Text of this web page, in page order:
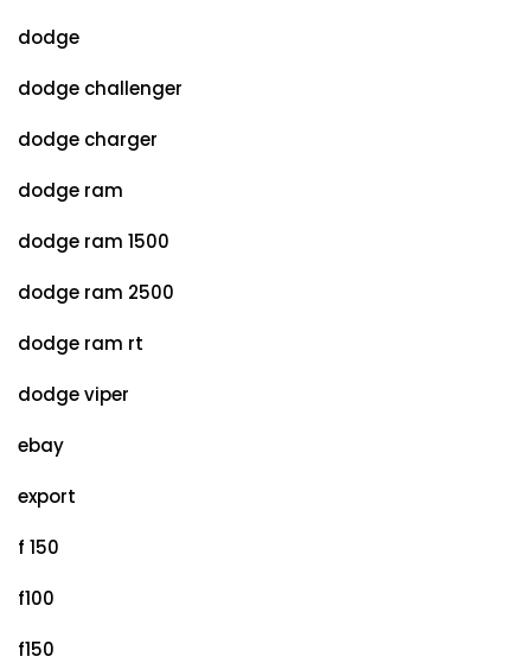
dodge
dodge challenger
dodge charger
dodge ram
dodge ram 1500
dodge ram 2500
dodge ram rt
dodge viper
ebay
export
f 150
f100
f150